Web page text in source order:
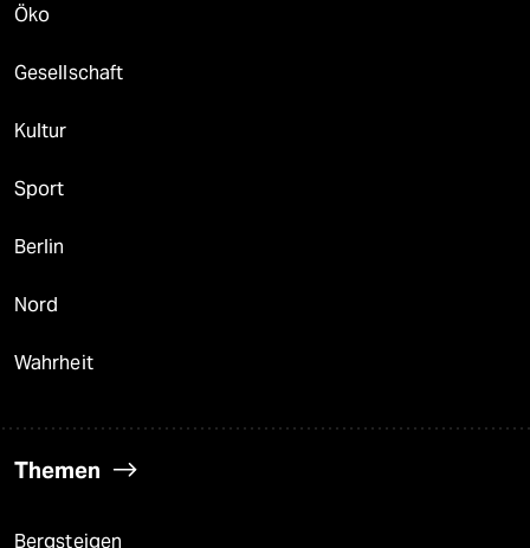
Öko
Gesellschaft
Kultur
Sport
Berlin
Nord
Wahrheit
Themen
Bergsteigen